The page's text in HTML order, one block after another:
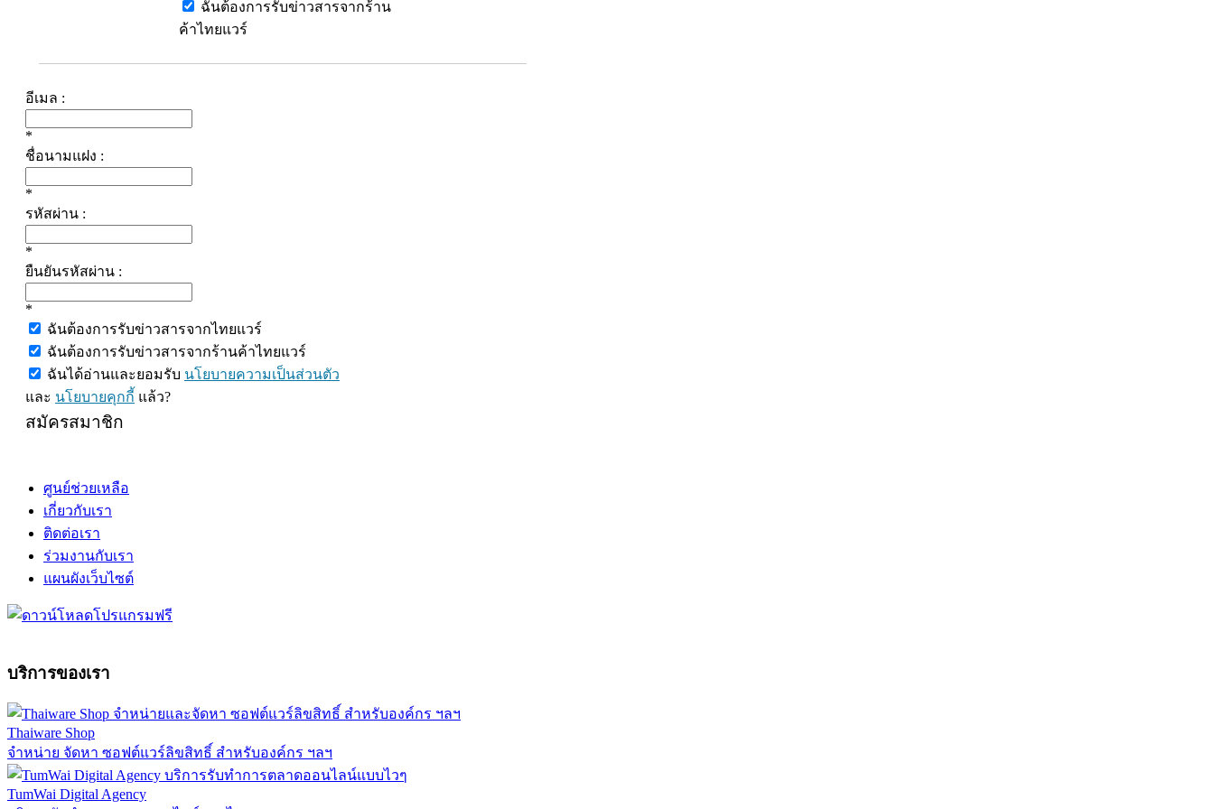
ฉันต้องการรับข่าวสารจากร้าน
ค้าไทยแวร์
อีเมล :
*
ชื่อนามแฝง :
*
รหัสผ่าน :
*
ยืนยันรหัสผ่าน :
*
ฉันต้องการรับข่าวสารจากไทยแวร์
ฉันต้องการรับข่าวสารจากร้านค้าไทยแวร์
ฉันได้อ่านและยอมรับ นโยบายความเป็นส่วนตัว
และ นโยบายคุกกี้ แล้ว?
สมัครสมาชิก
ศูนย์ช่วยเหลือ
เกี่ยวกับเรา
ติดต่อเรา
ร่วมงานกับเรา
แผนผังเว็บไซต์
บริการของเรา
Thaiware Shop
จำหน่าย จัดหา ซอฟต์แวร์ลิขสิทธิ์ สำหรับองค์กร ฯลฯ
TumWai Digital Agency